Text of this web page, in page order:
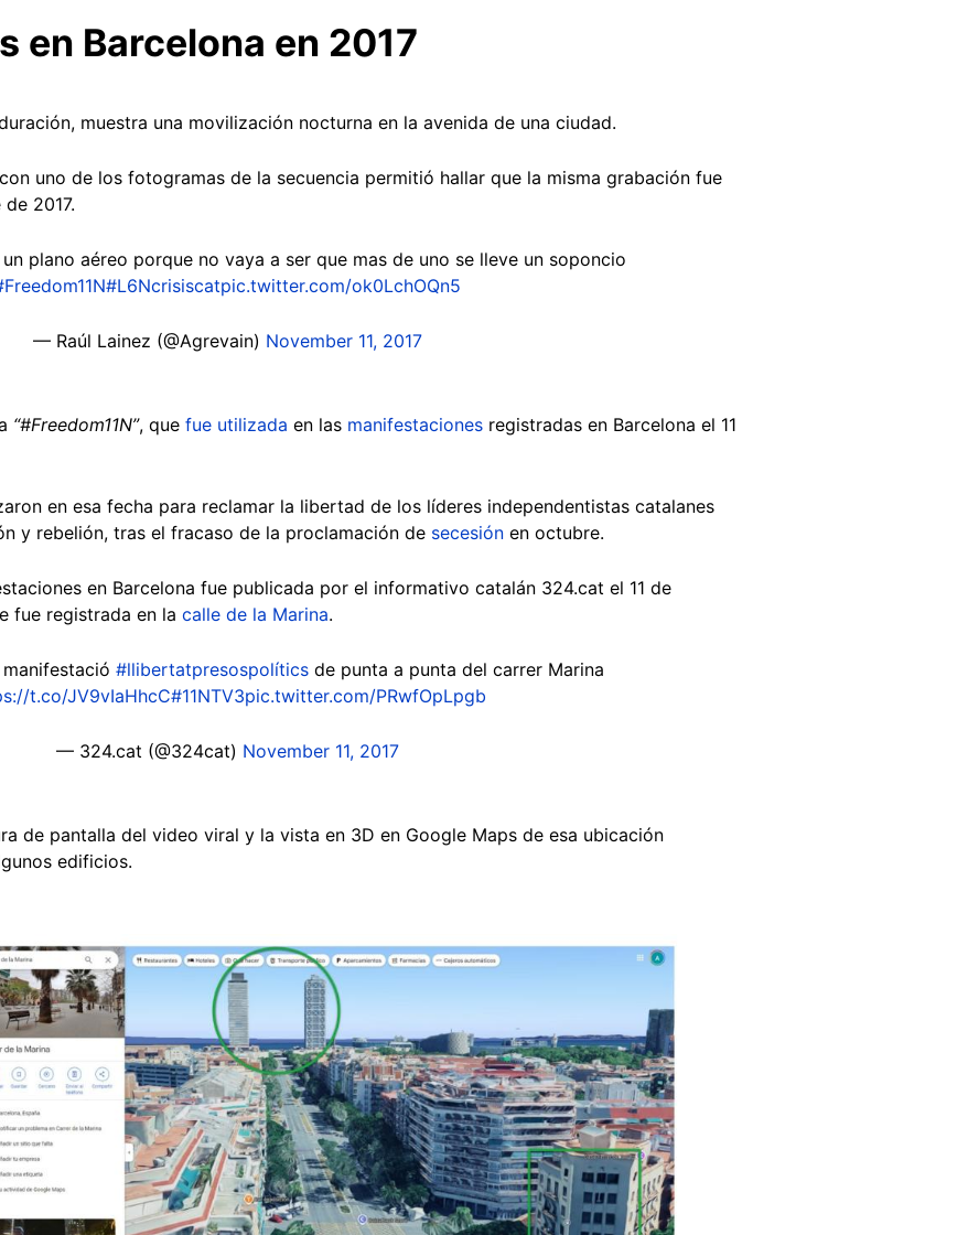
en Barcelona en 2017
muestra una movilización nocturna en la avenida de una ciudad.
uno de los fotogramas de la secuencia permitió hallar que la misma grabación fue
2017.
plano aéreo porque no vaya a ser que mas de uno se lleve un soponcio
#L6Ncrisiscatpic.twitter.com/ok0LchOQn5
— Raúl Lainez (@Agrevain) November 11, 2017
“#Freedom11N”, que fue utilizada en las manifestaciones registradas en Barcelona el 11
en esa fecha para reclamar la libertad de los líderes independentistas catalanes
y rebelión, tras el fracaso de la proclamación de secesión en octubre.
en Barcelona fue publicada por el informativo catalán 324.cat el 11 de
fue registrada en la calle de la Marina.
#llibertatpresospolíticsde punta a punta del carrer Marina
t.co/JV9vIaHhcC#11NTV3pic.twitter.com/PRwfOpLpgb
— 324.cat (@324cat) November 11, 2017
de pantalla del video viral y la vista en 3D en Google Maps de esa ubicación
edificios.